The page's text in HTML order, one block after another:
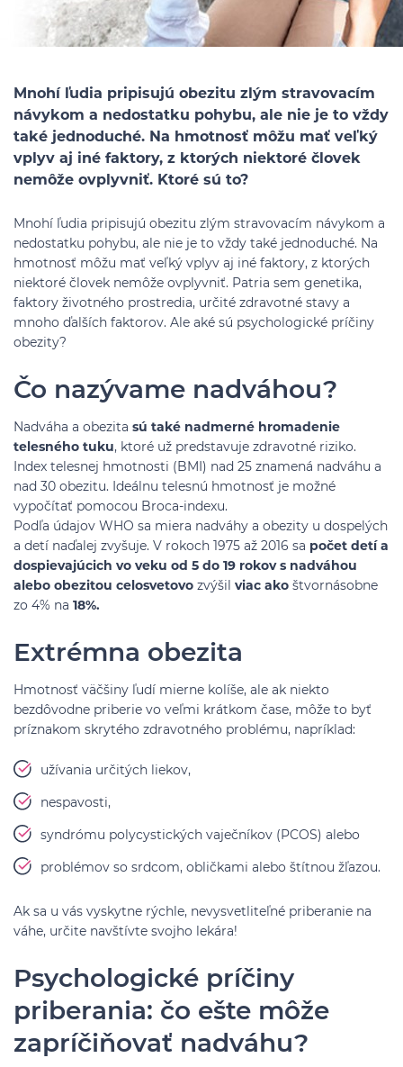
Mnohí ľudia pripisujú obezitu zlým stravovacím
návykom a nedostatku pohybu, ale nie je to vždy
také jednoduché. Na hmotnosť môžu mať veľký
vplyv aj iné faktory, z ktorých niektoré človek
nemôže ovplyvniť. Ktoré sú to?
Mnohí ľudia pripisujú obezitu zlým stravovacím návykom a
nedostatku pohybu, ale nie je to vždy také jednoduché. Na
hmotnosť môžu mať veľký vplyv aj iné faktory, z ktorých
niektoré človek nemôže ovplyvniť. Patria sem genetika,
faktory životného prostredia, určité zdravotné stavy a
mnoho ďalších faktorov. Ale aké sú psychologické príčiny
obezity?
Čo nazývame nadváhou?
Nadváha a obezita sú také nadmerné hromadenie
telesného tuku, ktoré už predstavuje zdravotné riziko.
Index telesnej hmotnosti (BMI) nad 25 znamená nadváhu a
nad 30 obezitu. Ideálnu telesnú hmotnosť je možné
vypočítať pomocou Broca-indexu.
Podľa údajov WHO sa miera nadváhy a obezity u dospelých
a detí naďalej zvyšuje. V rokoch 1975 až 2016 sa počet detí a
dospievajúcich vo veku od 5 do 19 rokov s nadváhou
alebo obezitou celosvetovo zvýšil viac ako štvornásobne
zo 4% na 18%.
Extrémna obezita
Hmotnosť väčšiny ľudí mierne kolíše, ale ak niekto
bezdôvodne priberie vo veľmi krátkom čase, môže to byť
príznakom skrytého zdravotného problému, napríklad:
užívania určitých liekov,
nespavosti,
syndrómu polycystických vaječníkov (PCOS) alebo
problémov so srdcom, obličkami alebo štítnou žľazou.
Ak sa u vás vyskytne rýchle, nevysvetliteľné priberanie na
váhe, určite navštívte svojho lekára!
Psychologické príčiny
priberania: čo ešte môže
zapríčiňovať nadváhu?